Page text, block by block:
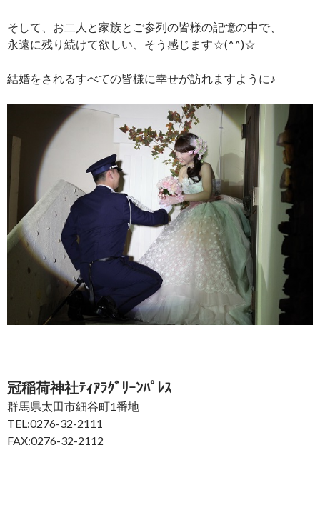
そして、お二人と家族とご参列の皆様の記憶の中で、
永遠に残り続けて欲しい、そう感じます☆(^^)☆
結婚をされるすべての皆様に幸せが訪れますように♪
冠稲荷神社ﾃｨｱﾗｸﾞﾘｰﾝﾊﾟﾚｽ
群馬県太田市細谷町1番地
TEL:0276-32-2111
FAX:0276-32-2112